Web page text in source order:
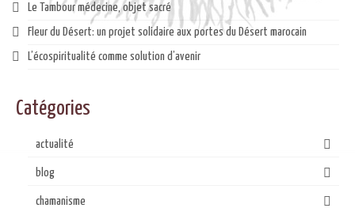
Le Tambour médecine, objet sacré
Fleur du Désert: un projet solidaire aux portes du Désert marocain
L’écospiritualité comme solution d’avenir
Catégories
actualité
blog
chamanisme